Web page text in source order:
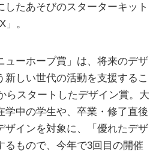
したあそびのスターターキット
。
ューホープ賞」は、将来のデザ
新しい世代の活動を支援するこ
らスタートしたデザイン賞。大
学中の学⽣や、卒業・修了直後
ザインを対象に、「優れたデザ
るもので、今年で3回目の開催